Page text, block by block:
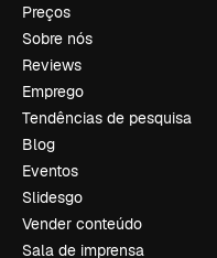
Preços
Sobre nós
Reviews
Emprego
Tendências de pesquisa
Blog
Eventos
Slidesgo
Vender conteúdo
Sala de imprensa